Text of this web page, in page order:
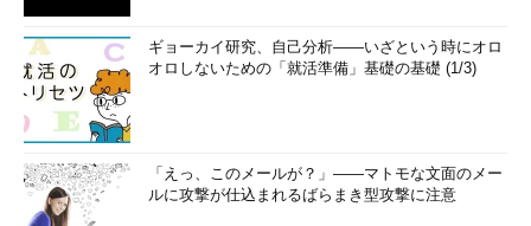
ギョーカイ研究、自己分析――いざという時にオロ
オロしないための「就活準備」基礎の基礎 (1/3)
「えっ、このメールが？」――マトモな文面のメー
ルに攻撃が仕込まれるばらまき型攻撃に注意